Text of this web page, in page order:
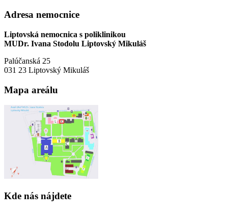
Adresa nemocnice
Liptovská nemocnica s poliklinikou
MUDr. Ivana Stodolu Liptovský Mikuláš
Palúčanská 25
031 23 Liptovský Mikuláš
Mapa areálu
Kde nás nájdete